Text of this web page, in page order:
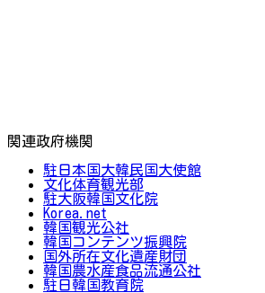
関連政府機関
駐日本国大韓民国大使館
文化体育観光部
駐大阪韓国文化院
Korea.net
韓国観光公社
韓国コンテンツ振興院
国外所在文化遺産財団
韓国農水産食品流通公社
駐日韓国教育院